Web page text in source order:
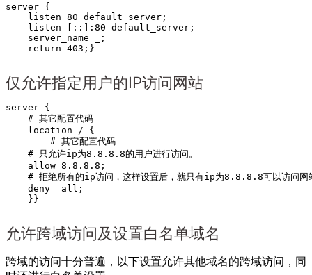
server {
listen 80 default_server;
listen [::]:80 default_server;
server_name _;
return 403;}
仅允许指定用户的IP访问网站
server {
# 其它配置代码
location / {
# 其它配置代码
# 只允许ip为8.8.8.8的用户进行访问。
allow 8.8.8.8;
# 拒绝所有的ip访问，这样设置后，就只有ip为8.8.8.8可以访问网
deny  all;
}}
允许跨域访问及设置白名单域名
跨域的访问十分普遍，以下设置允许其他域名的跨域访问，同